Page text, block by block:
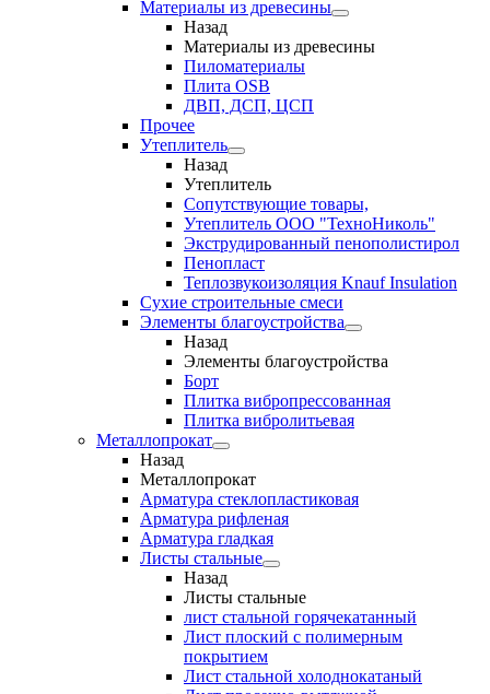
Материалы из древесины
Назад
Материалы из древесины
Пиломатериалы
Плита OSB
ДВП, ДСП, ЦСП
Прочее
Утеплитель
Назад
Утеплитель
Сопутствующие товары,
Утеплитель ООО "ТехноНиколь"
Экструдированный пенополистирол
Пенопласт
Теплозвукоизоляция Knauf Insulation
Сухие строительные смеси
Элементы благоустройства
Назад
Элементы благоустройства
Борт
Плитка вибропрессованная
Плитка вибролитьевая
Металлопрокат
Назад
Металлопрокат
Арматура стеклопластиковая
Арматура рифленая
Арматура гладкая
Листы стальные
Назад
Листы стальные
лист стальной горячекатанный
Лист плоский с полимерным
покрытием
Лист стальной холоднокатаный